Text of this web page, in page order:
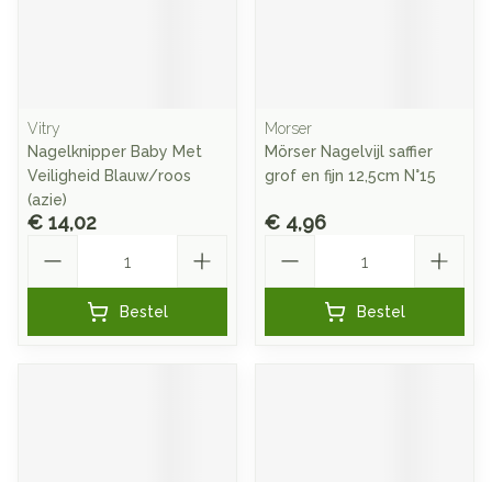
Vitry
Nagelknipper Baby Met
Veiligheid Blauw/roos
(azie)
€ 14,02
Bestel
Morser
Mörser Nagelvijl saffier
grof en fijn 12,5cm N°15
€ 4,96
Bestel